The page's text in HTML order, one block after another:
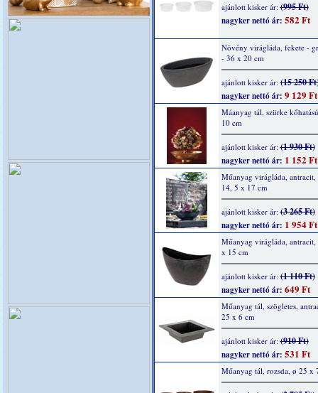
ajánlott kisker ár:(995 Ft)
nagyker nettó ár: 582 Ft
Növény virágláda, fekete -
- 36 x 20 cm
ajánlott kisker ár:(15 250
nagyker nettó ár: 9 129 Ft
Máanyag tál, szürke
10 cm
ajánlott kisker ár:(1 930 Ft)
nagyker nettó ár: 1 152 Ft
Műanyag virágláda,
14, 5 x 17 cm
ajánlott kisker ár:(3 265 Ft)
nagyker nettó ár: 1 954 Ft
Műanyag virágláda,
x 15 cm
ajánlott kisker ár:(1 110 Ft)
nagyker nettó ár: 649 Ft
Műanyag tál, szögletes,
25 x 6 cm
ajánlott kisker ár:(910 Ft)
nagyker nettó ár: 531 Ft
Műanyag tál, rozsda, ø 25 x